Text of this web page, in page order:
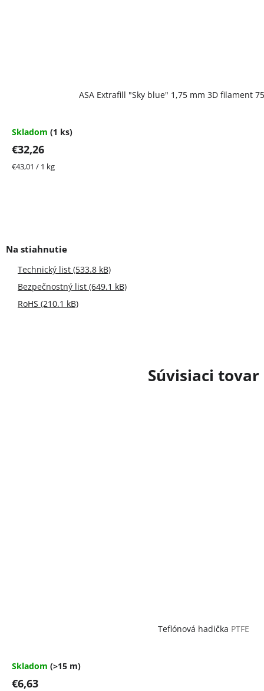
Súvisiaci tovar
Teflónová hadička PTFE
Skladom (>15 m)
€6,63
ASA Extrafill "Sky blue" 1,75 mm 3D filament
Skladom (1 ks)
€32,26
Jednotková
€43,01 / 1 kg
Technický list (533.8 kB)
Bezpečnostný list (649.1 kB)
RoHS (210.1 kB)